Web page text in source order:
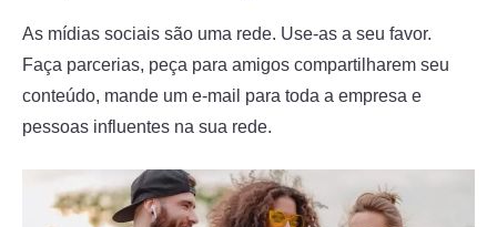
As mídias sociais são uma rede. Use-as a seu favor.
Faça parcerias, peça para amigos compartilharem seu
conteúdo, mande um e-mail para toda a empresa e
pessoas influentes na sua rede.